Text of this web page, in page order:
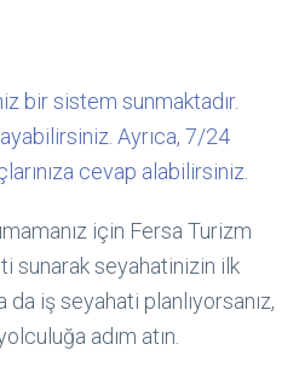
bir sistem sunmaktadır.
Ayrıca, 7/24
cevap alabilirsiniz.
için Fersa Turizm
sunarak seyahatinizin ilk
da iş seyahati planlıyorsanız,
adım atın.